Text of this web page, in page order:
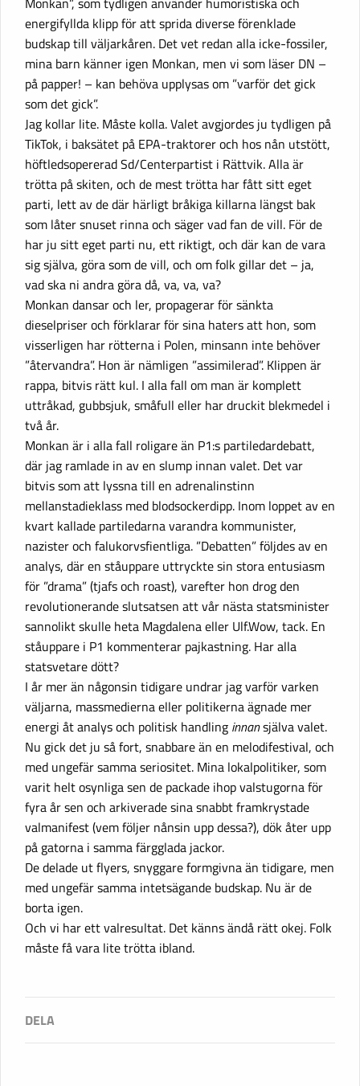
energifyllda klipp för att sprida diverse förenklade
budskap till väljarkåren. Det vet redan alla icke-fossiler,
mina barn känner igen Monkan, men vi som läser DN –
på papper! – kan behöva upplysas om ”varför det gick
som det gick”.
Jag kollar lite. Måste kolla. Valet avgjordes ju tydligen på
TikTok, i baksätet på EPA-traktorer och hos nån utstött,
höftledsopererad Sd/Centerpartist i Rättvik. Alla är
trötta på skiten, och de mest trötta har fått sitt eget
parti, lett av de där härligt bråkiga killarna längst bak
som låter snuset rinna och säger vad fan de vill. För de
har ju sitt eget parti nu, ett riktigt, och där kan de vara
sig själva, göra som de vill, och om folk gillar det – ja,
vad ska ni andra göra då, va, va, va?
Monkan dansar och ler, propagerar för sänkta
dieselpriser och förklarar för sina haters att hon, som
visserligen har rötterna i Polen, minsann inte behöver
”återvandra”. Hon är nämligen ”assimilerad”. Klippen är
rappa, bitvis rätt kul. I alla fall om man är komplett
uttråkad, gubbsjuk, småfull eller har druckit blekmedel i
två år.
Monkan är i alla fall roligare än P1:s partiledardebatt,
där jag ramlade in av en slump innan valet. Det var
bitvis som att lyssna till en adrenalinstinn
mellanstadieklass med blodsockerdipp. Inom loppet av en
kvart kallade partiledarna varandra kommunister,
nazister och falukorvsfientliga. ”Debatten” följdes av en
analys, där en ståuppare uttryckte sin stora entusiasm
för ”drama” (tjafs och roast), varefter hon drog den
revolutionerande slutsatsen att vår nästa statsminister
sannolikt skulle heta Magdalena eller Ulf.Wow, tack. En
ståuppare i P1 kommenterar pajkastning. Har alla
statsvetare dött?
I år mer än någonsin tidigare undrar jag varför varken
väljarna, massmedierna eller politikerna ägnade mer
energi åt analys och politisk handling innansjälva valet.
Nu gick det ju så fort, snabbare än en melodifestival, och
med ungefär samma seriositet. Mina lokalpolitiker, som
varit helt osynliga sen de packade ihop valstugorna för
fyra år sen och arkiverade sina snabbt framkrystade
valmanifest (vem följer nånsin upp dessa?), dök åter upp
på gatorna i samma färgglada jackor.
De delade ut flyers, snyggare formgivna än tidigare, men
med ungefär samma intetsägande budskap. Nu är de
borta igen.
Och vi har ett valresultat. Det känns ändå rätt okej. Folk
måste få vara lite trötta ibland.